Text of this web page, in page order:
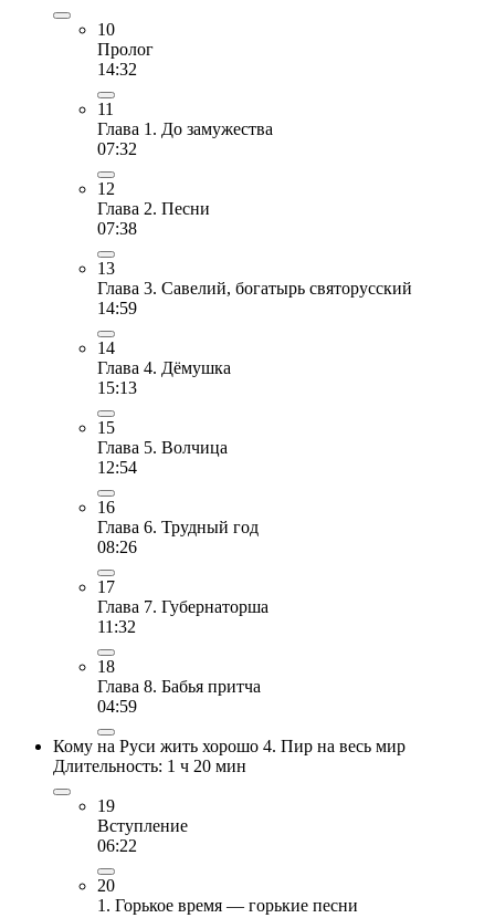
10
Пролог
14:32
11
Глава 1. До замужества
07:32
12
Глава 2. Песни
07:38
13
Глава 3. Савелий, богатырь святорусский
14:59
14
Глава 4. Дёмушка
15:13
15
Глава 5. Волчица
12:54
16
Глава 6. Трудный год
08:26
17
Глава 7. Губернаторша
11:32
18
Глава 8. Бабья притча
04:59
Кому на Руси жить хорошо 4. Пир на весь мир
Длительность: 1 ч 20 мин
19
Вступление
06:22
20
1. Горькое время — горькие песни